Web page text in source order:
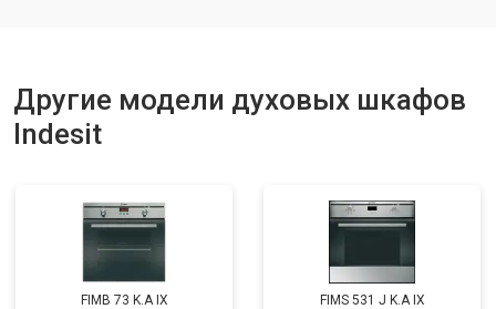
Другие модели духовых шкафов
Indesit
FIMB 73 K.A IX FIMS 531 J K.A IX